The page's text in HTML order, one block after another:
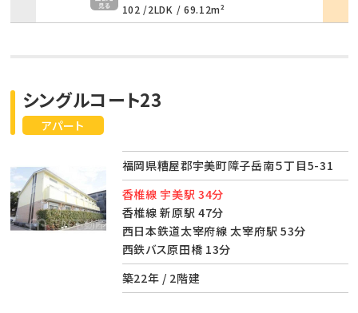
102 /2LDK / 69.12m²
アパート
シングルコート23
福岡県糟屋郡宇美町障子岳南５丁目5-31
香椎線 宇美駅 34分
香椎線 新原駅 47分
西日本鉄道太宰府線 太宰府駅 53分
西鉄バス原田橋 13分
築22年 / 2階建